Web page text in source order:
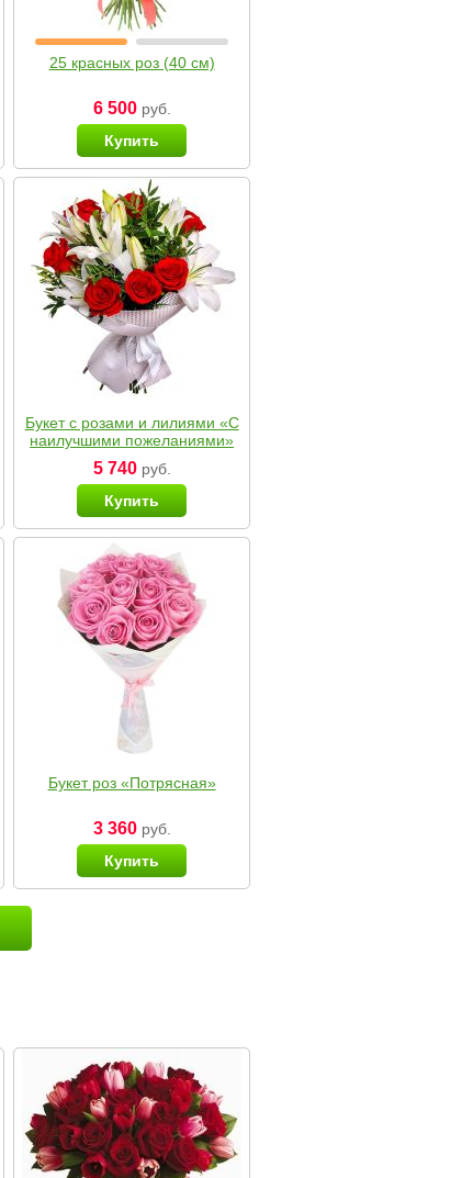
25 красных роз (40 см)
6 500руб.
Купить
Букет с розами и лилиями «С
наилучшими пожеланиями»
5 740руб.
Купить
Букет роз «Потрясная»
3 360руб.
Купить